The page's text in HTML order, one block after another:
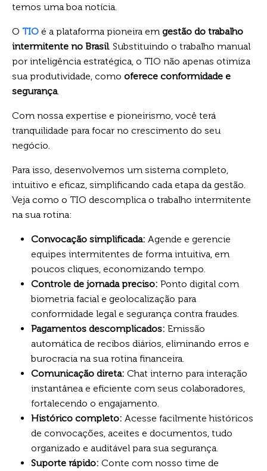
temos uma boa notícia.
O TIO é a plataforma pioneira em gestão do trabalho
intermitente no Brasil. Substituindo o trabalho manual
por inteligência estratégica, o TIO não apenas otimiza
sua produtividade, como oferece conformidade e
segurança.
Com nossa expertise e pioneirismo, você terá
tranquilidade para focar no crescimento do seu
negócio.
Para isso, desenvolvemos um sistema completo,
intuitivo e eficaz, simplificando cada etapa da gestão.
Veja como o TIO descomplica o trabalho intermitente
na sua rotina:
Convocação simplificada: Agende e gerencie
equipes intermitentes de forma intuitiva, em
poucos cliques, economizando tempo.
Controle de jornada preciso: Ponto digital com
biometria facial e geolocalização para
conformidade legal e segurança contra fraudes.
Pagamentos descomplicados: Emissão
automática de recibos diários, eliminando erros e
burocracia na sua rotina financeira.
Comunicação direta: Chat interno para interação
instantânea e eficiente com seus colaboradores,
fortalecendo o engajamento.
Histórico completo: Acesse facilmente históricos
de convocações, aceites e documentos, tudo
organizado e auditável para sua segurança.
Suporte rápido: Conte com nosso time de